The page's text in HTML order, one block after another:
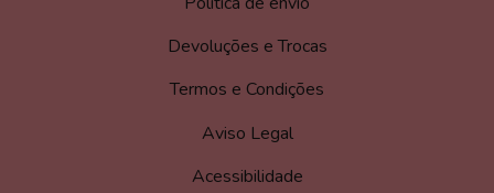
Devoluções e Trocas
Termos e Condições
Aviso Legal
Acessibilidade